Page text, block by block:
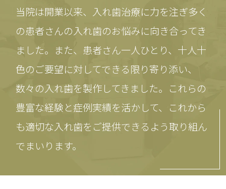
当院は開業以来、入れ歯治療に力を注ぎ多く
の患者さんの入れ歯のお悩みに向き合ってき
ました。また、患者さん一人ひとり、十人十
色のご要望に対してできる限り寄り添い、
数々の入れ歯を製作してきました。これらの
豊富な経験と症例実績を活かして、これから
も適切な入れ歯をご提供できるよう取り組ん
でまいります。